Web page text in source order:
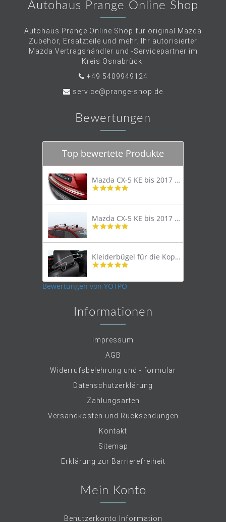
Autohaus Prange Online Shop
Autohaus Prange Online Shop für original Mazda
Zubehör, Ersatzteile und mehr. Ihr autorisierter
Mazda Vertragshändler und -Servicepartner im
Kreis Osnabrück.
+49 5409949124
service@prange-shop.de
Bewertungen
Top bewertete Produkte
Mazda CX-5 KE bis 2017 Trittschutzleiste Edelstahl original
4.8
rating
Mazda CX-5 KE bis 2017 Lastenträger Dachträger
4.9
rating
Kleiderbügel für die Kopfstütze
4.9
rating
Bewertungen von YOTPO
Informationen
Impressum
AGB
Widerrufsbelehrung und - formular
Datenschutzerklärung
Zahlungsarten
Versandkosten und Rücksendungen
Kontakt
Sitemap
Erklärung zur Barrierefreiheit
Mein Konto
Benutzerkonto Information